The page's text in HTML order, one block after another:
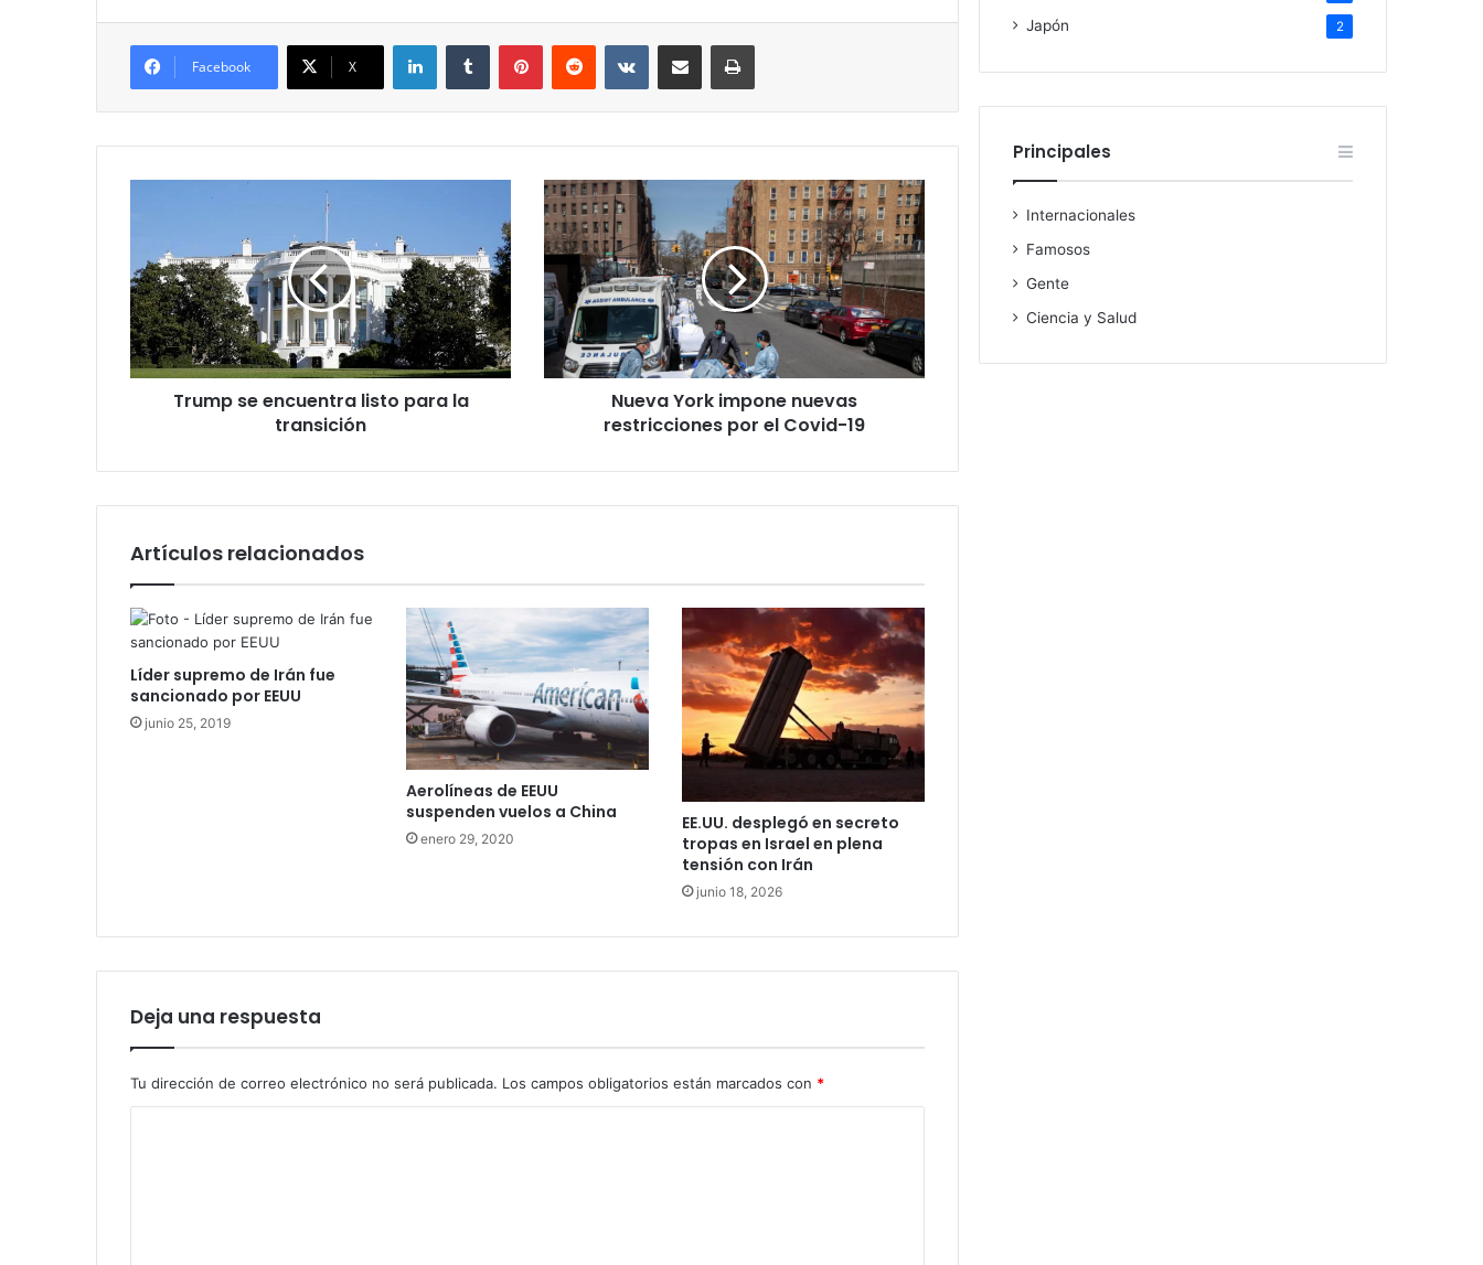
Facebook X
LinkedInTumblr PinterestReddit VKontakteCompartir via correo electrónicoImpresión
listo
para
la
transición
Trump se encuentra listo para la
transición
Nueva
York
impone
nuevas
restricciones
por
el
Covid-
19
Nueva York impone nuevas
restricciones por el Covid-19
Artículos relacionados
Líder supremo de Irán fue
sancionado por EEUU
junio 25, 2019
Aerolíneas de EEUU
suspenden vuelos a China
enero 29, 2020
EE.UU. desplegó en secreto
tropas en Israel en plena
tensión con Irán
junio 18, 2026
Deja una respuesta
Tu dirección de correo electrónico no será publicada. Los campos obligatorios están marcados con *
Japón 2
Principales
Internacionales
Famosos
Gente
Ciencia y Salud